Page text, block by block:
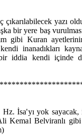
çıkarılabilecek yazı
bir yere baş
gibi Kuran
inanadıkları
iddia kendi içinde
İsa'yı yok sayacak,
Kemal Belviranlı gibi